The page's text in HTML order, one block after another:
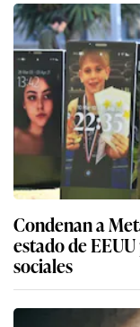
Condenan a
estado de
sociales